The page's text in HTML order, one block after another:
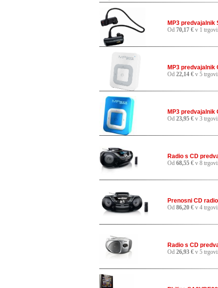
MP3 predvajalnik
Od 70,17 € v 1
MP3 predvajalnik
Od 22,14 € v 5
MP3 predvajalnik
Od 23,95 € v 3
Radio s CD
Od 68,55 € v 8
Prenosni CD
Od 86,20 € v 4
Radio s CD
Od 26,93 € v 5